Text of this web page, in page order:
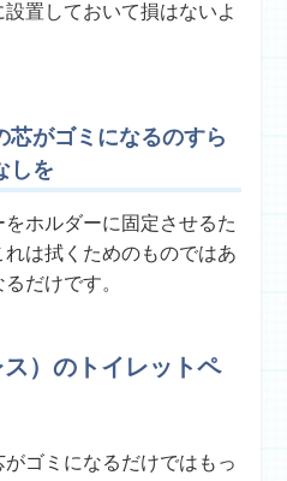
置しておいて損はないよ
芯がゴミになるのすら
しを
ホルダーに固定させるた
は拭くためのものではあ
だけです。
）のトイレットペ
がゴミになるだけではもっ